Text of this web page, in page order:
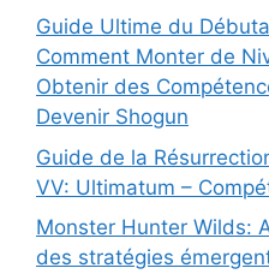
Guide Ultime du
Comment Monter de
Obtenir des
Devenir Shogun
Guide de la
VV: Ultimatum –
Monster Hunter Wilds:
des stratégies